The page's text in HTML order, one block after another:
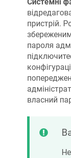
пристрій.
пароля
власний